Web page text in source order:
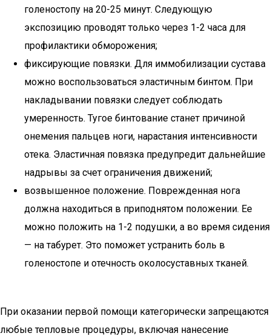
голеностопу на 20-25 минут. Следующую
экспозицию проводят только через 1-2 часа для
профилактики обморожения;
фиксирующие повязки. Для иммобилизации сустава
можно воспользоваться эластичным бинтом. При
накладывании повязки следует соблюдать
умеренность. Тугое бинтование станет причиной
онемения пальцев ноги, нарастания интенсивности
отека. Эластичная повязка предупредит дальнейшие
надрывы за счет ограничения движений;
возвышенное положение. Поврежденная нога
должна находиться в приподнятом положении. Ее
можно положить на 1-2 подушки, а во время сидения
— на табурет. Это поможет устранить боль в
голеностопе и отечность околосуставных тканей.
При оказании первой помощи категорически запрещаются
любые тепловые процедуры, включая нанесение